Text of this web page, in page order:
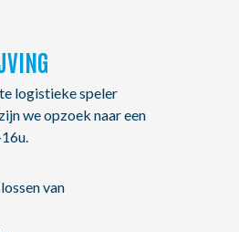
logistieke speler
we opzoek naar een
van